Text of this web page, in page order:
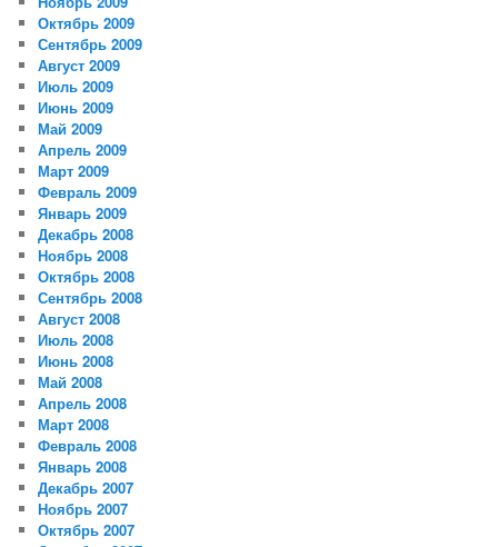
Октябрь 2009
Сентябрь 2009
Август 2009
Июль 2009
Июнь 2009
Май 2009
Апрель 2009
Март 2009
Февраль 2009
Январь 2009
Декабрь 2008
Ноябрь 2008
Октябрь 2008
Сентябрь 2008
Август 2008
Июль 2008
Июнь 2008
Май 2008
Апрель 2008
Март 2008
Февраль 2008
Январь 2008
Декабрь 2007
Ноябрь 2007
Октябрь 2007